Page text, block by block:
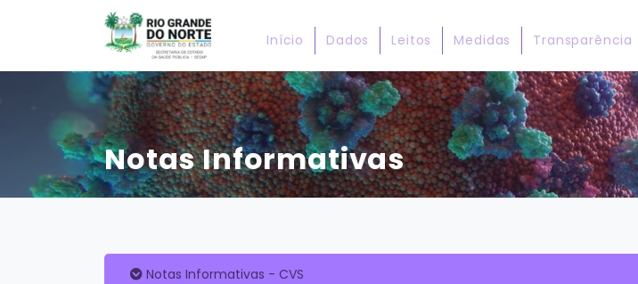
Início Dados Leitos Medidas Transparência
Notas Informativas
Notas Informativas - CVS